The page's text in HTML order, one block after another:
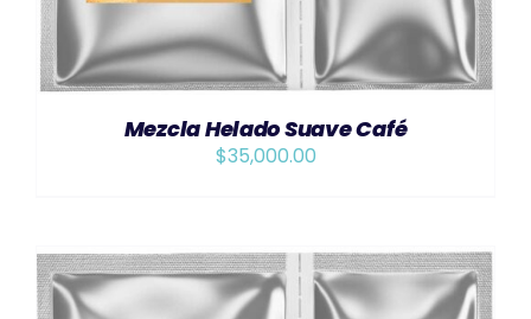
Mezcla Helado Suave Café
$35,000.00